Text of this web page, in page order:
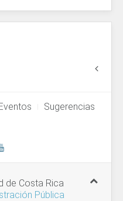
Sugerencias
de Costa Rica
Pública